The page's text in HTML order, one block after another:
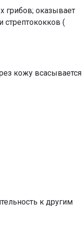
грибов; оказывает
стрептококков (
кожу всасывается
к другим